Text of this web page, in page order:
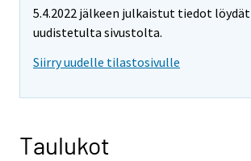
5.4.2022 jälkeen julkaistut tiedot löydät
uudistetulta sivustolta.
Siirry uudelle tilastosivulle
Taulukot